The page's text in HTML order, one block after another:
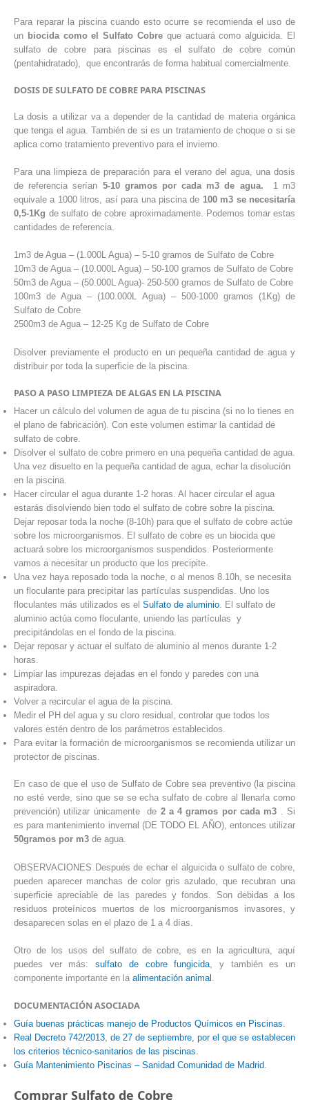
Para reparar la piscina cuando esto ocurre se recomienda el uso de
un biocida como el Sulfato Cobre que actuará como alguicida. El
sulfato de cobre para piscinas es el sulfato de cobre común
(pentahidratado), que encontrarás de forma habitual comercialmente.
DOSIS DE SULFATO DE COBRE PARA PISCINAS
La dosis a utilizar va a depender de la cantidad de materia orgánica
que tenga el agua. También de si es un tratamiento de choque o si se
aplica como tratamiento preventivo para el invierno.
Para una limpieza de preparación para el verano del agua, una dosis
de referencia serían 5-10 gramos por cada m3 de agua.
1 m3
equivale a 1000 litros, así para una piscina de 100 m3 se necesitaría
0,5-1Kg de sulfato de cobre aproximadamente. Podemos tomar estas
cantidades de referencia.
1m3 de Agua – (1.000L Agua) – 5-10 gramos de Sulfato de Cobre
10m3 de Agua – (10.000L Agua) – 50-100 gramos de Sulfato de Cobre
50m3 de Agua – (50.000L Agua)- 250-500 gramos de Sulfato de Cobre
100m3 de Agua – (100.000L Agua) – 500-1000 gramos (1Kg) de
Sulfato de Cobre
2500m3 de Agua – 12-25 Kg de Sulfato de Cobre
Disolver previamente el producto en un pequeña cantidad de agua y
distribuir por toda la superficie de la piscina.
PASO A PASO LIMPIEZA DE ALGAS EN LA PISCINA
Hacer un cálculo del volumen de agua de tu piscina (si no lo tienes en
el plano de fabricación). Con este volumen estimar la cantidad de
sulfato de cobre.
Disolver el sulfato de cobre primero en una pequeña cantidad de agua.
Una vez disuelto en la pequeña cantidad de agua, echar la disolución
en la piscina.
Hacer circular el agua durante 1-2 horas. Al hacer circular el agua
estarás disolviendo bien todo el sulfato de cobre sobre la piscina.
Dejar reposar toda la noche (8-10h) para que el sulfato de cobre actúe
sobre los microorganismos. El sulfato de cobre es un biocida que
actuará sobre los microorganismos suspendidos. Posteriormente
vamos a necesitar un producto que los precipite.
Una vez haya reposado toda la noche, o al menos 8.10h, se necesita
un floculante para precipitar las partículas suspendidas. Uno los
floculantes más utilizados es el Sulfato de aluminio. El sulfato de
aluminio actúa como floculante, uniendo las partículas y
precipitándolas en el fondo de la piscina.
Dejar reposar y actuar el sulfato de aluminio al menos durante 1-2
horas.
Limpiar las impurezas dejadas en el fondo y paredes con una
aspiradora.
Volver a recircular el agua de la piscina.
Medir el PH del agua y su cloro residual, controlar que todos los
valores estén dentro de los parámetros establecidos.
Para evitar la formación de microorganismos se recomienda utilizar un
protector de piscinas.
En caso de que el uso de Sulfato de Cobre sea preventivo (la piscina
no esté verde, sino que se se echa sulfato de cobre al llenarla como
prevención) utilizar únicamente de 2 a 4 gramos por cada m3 . Si
es para mantenimiento invernal (DE TODO EL AÑO), entonces utilizar
50gramos por m3 de agua.
OBSERVACIONES Después de echar el alguicida o sulfato de cobre,
pueden aparecer manchas de color gris azulado, que recubran una
superficie apreciable de las paredes y fondos. Son debidas a los
residuos proteínicos muertos de los microorganismos invasores, y
desaparecen solas en el plazo de 1 a 4 días.
Otro de los usos del sulfato de cobre, es en la agricultura, aquí
puedes ver más:sulfato de cobre fungicida, y también es un
componente importante en la alimentación animal .
DOCUMENTACIÓN ASOCIADA
Guía buenas prácticas manejo de Productos Químicos en Piscinas.
Real Decreto 742/2013, de 27 de septiembre, por el que se establecen
los criterios técnico-sanitarios de las piscinas.
Guía Mantenimiento Piscinas – Sanidad Comunidad de Madrid
Comprar Sulfato de Cobre